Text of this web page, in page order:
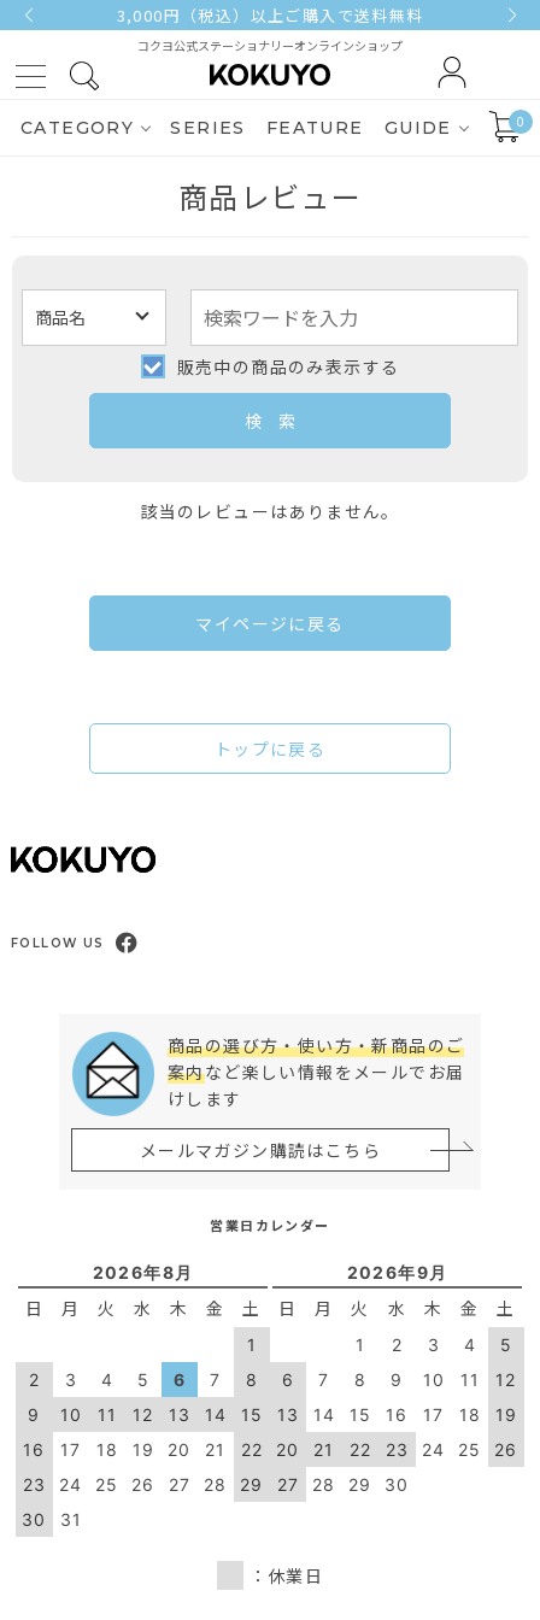
3,000円（税込）以上ご購入で送料無料
コクヨ公式ステーショナリーオンラインショップ
CATEGORY SERIES FEATURE GUIDE 0
商品レビュー
販売中の商品のみ表示する
該当のレビューはありません。
マイページに戻る
トップに戻る
FOLLOW US
商品の選び方・使い方・新商品のご
案内など楽しい情報をメールでお届
けします
メールマガジン購読はこちら
営業日カレンダー
2026年8月
日 月 火 水 木 金 土
1
2
3 4 5 6 7
8
9
10 11 12 13 14
15
16
17 18 19 20 21
22
23
24 25 26 27 28
29
30
31
2026年9月
日 月 火 水 木 金 土
1 2 3 4
5
6
7 8 9 10 11
12
13
14 15 16 17 18
19
20
21 22 23 24 25
26
27
28 29 30
：休業日